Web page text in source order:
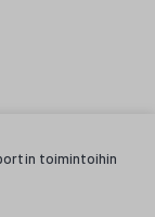
toimintoihin